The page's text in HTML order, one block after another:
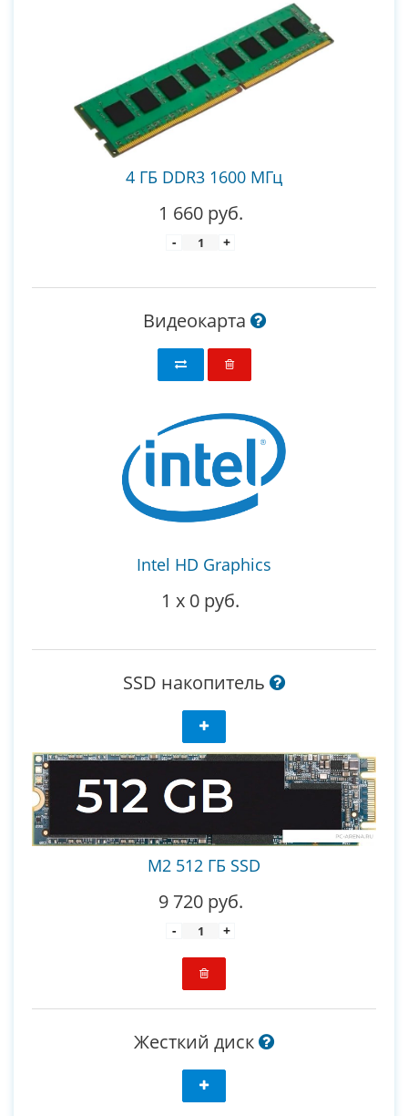
4 ГБ DDR3 1600 МГц
1 660 руб.
- +
Видеокарта
Intel HD Graphics
1 x 0 руб.
SSD накопитель
M2 512 ГБ SSD
9 720 руб.
- +
Жесткий диск